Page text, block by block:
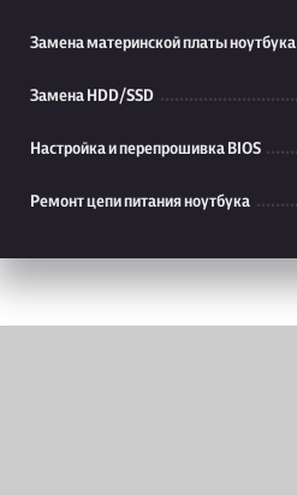
Замена материнской платы ноутбука
Замена HDD/SSD
Настройка и перепрошивка BIOS
Ремонт цепи питания ноутбука